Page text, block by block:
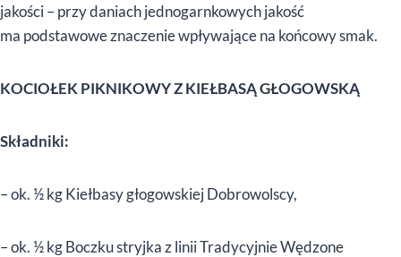
jakości – przy daniach jednogarnkowych jakość
ma podstawowe znaczenie wpływające na końcowy smak.
KOCIOŁEK PIKNIKOWY Z KIEŁBASĄ GŁOGOWSKĄ
Składniki:
– ok. ½ kg Kiełbasy głogowskiej Dobrowolscy,
– ok. ½ kg Boczku stryjka z linii Tradycyjnie Wędzone